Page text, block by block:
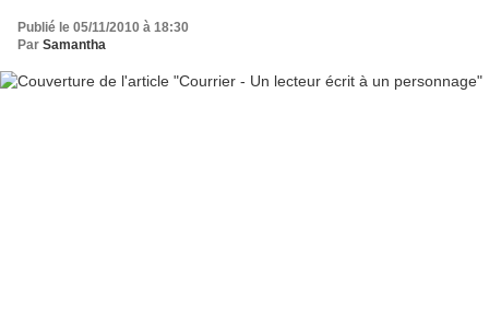
Publié le 05/11/2010 à 18:30
Par Samantha